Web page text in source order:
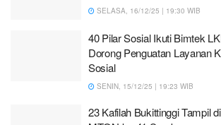
SELASA, 16/12/25 | 19:30 WIB
40 Pilar Sosial Ikuti Bimtek
Dorong Penguatan Layanan
Sosial
SENIN, 15/12/25 | 19:23 WIB
23 Kafilah Bukittinggi Tampil